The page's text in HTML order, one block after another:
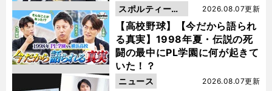
【高校野球】【今だから語られ
る真実】1998年夏・伝説の死
闘の最中にPL学園に何が起きて
いた！？
2026.08.07更新
スポルティーバ
動画
2026.08.07更新
ニュース